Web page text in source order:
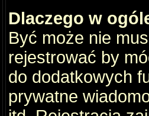
Dlaczego w
Być może nie
rejestrować by
do dodatkowych
prywatne